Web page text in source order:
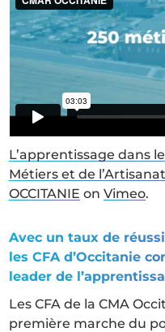
L’apprentissage dans
Métiers et de
OCCITANIE onVimeo.
Avec un taux de
les CFA d’Occitanie
leader de
Les CFA de la CMA
première marche du